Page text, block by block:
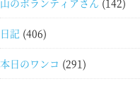
山のボランティアさん (142)
日記 (406)
本日のワンコ (291)